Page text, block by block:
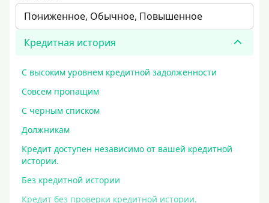
Пониженное, Обычное, Повышенное
Кредитная история
С высоким уровнем кредитной задолженности
Совсем пропащим
С черным списком
Должникам
Кредит доступен независимо от вашей кредитной
истории.
Без кредитной истории
Кредит без проверки кредитной истории.